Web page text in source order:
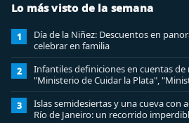
Lo más visto de la semana
1
Día de la Niñez: Descuentos en
celebrar en familia
2
Infantiles definiciones en cuentas de
"Ministerio de Cuidar la Plata",
3
Islas semidesiertas y una cueva con
Río de Janeiro: un recorrido